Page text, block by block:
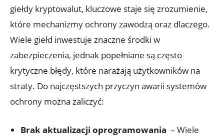
⁤giełdy kryptowalut, kluczowe staje ‌się zrozumienie,
które mechanizmy ochrony ​zawodzą oraz dlaczego.
Wiele​ giełd inwestuje znaczne​ środki w
⁤zabezpieczenia, ‍jednak popełniane są często
‌krytyczne błędy, które narażają użytkowników na
‌straty. Do najczęstszych przyczyn awarii systemów
ochrony można zaliczyć:
Brak aktualizacji⁣ oprogramowania ‍ – Wiele‍